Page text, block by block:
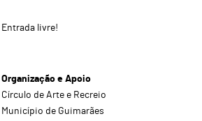
Entrada livre!
Organização e Apoio
Círculo de Arte e Recreio
Município de Guimarães